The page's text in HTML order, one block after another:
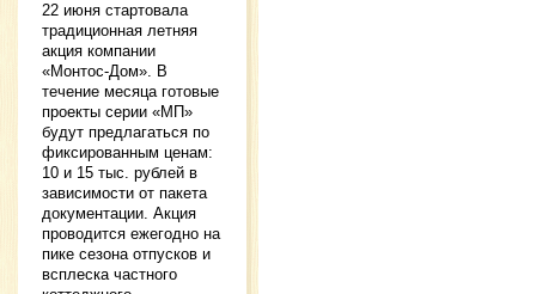
22 июня стартовала
традиционная летняя
акция компании
«Монтос-Дом». В
течение месяца готовые
проекты серии «МП»
будут предлагаться по
фиксированным ценам:
10 и 15 тыс. рублей в
зависимости от пакета
документации. Акция
проводится ежегодно на
пике сезона отпусков и
всплеска частного